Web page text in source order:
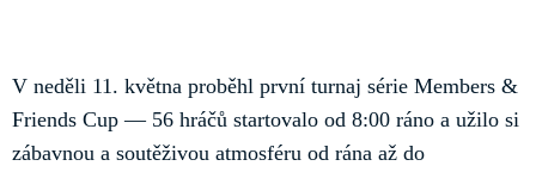
V neděli 11. května proběhl první turnaj série Members &
Friends Cup — 56 hráčů startovalo od 8:00 ráno a užilo si
zábavnou a soutěživou atmosféru od rána až do